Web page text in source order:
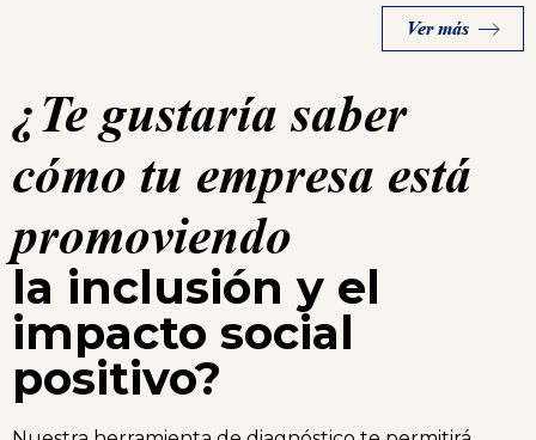
Ver más
¿Te gustaría saber
cómo tu empresa está
promoviendo
la inclusión y el
impacto social
positivo?